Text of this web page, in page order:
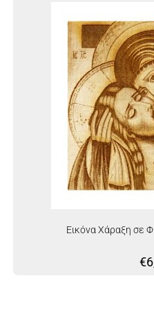
Εικόνα Χάραξη σε
€